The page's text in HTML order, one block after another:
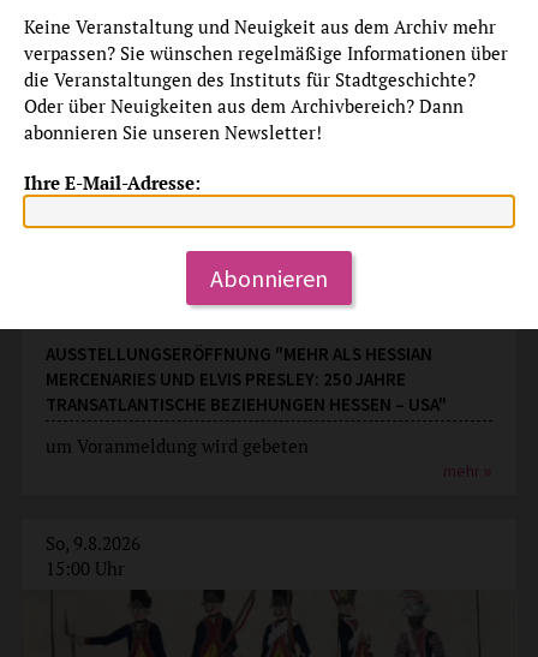
Ausstellungseröffnung
AUSSTELLUNGSERÖFFNUNG "MEHR ALS HESSIAN
MERCENARIES UND ELVIS PRESLEY: 250 JAHRE
TRANSATLANTISCHE BEZIEHUNGEN HESSEN – USA"
um Voranmeldung wird gebeten
mehr
So, 9.8.2026
15:00 Uhr
Keine Veranstaltung und Neuigkeit aus dem Archiv mehr
verpassen? Sie wünschen regelmäßige Informationen über
die Veranstaltungen des Instituts für Stadtgeschichte?
Oder über Neuigkeiten aus dem Archivbereich? Dann
abonnieren Sie unseren Newsletter!
Ihre E-Mail-Adresse:
Abonnieren